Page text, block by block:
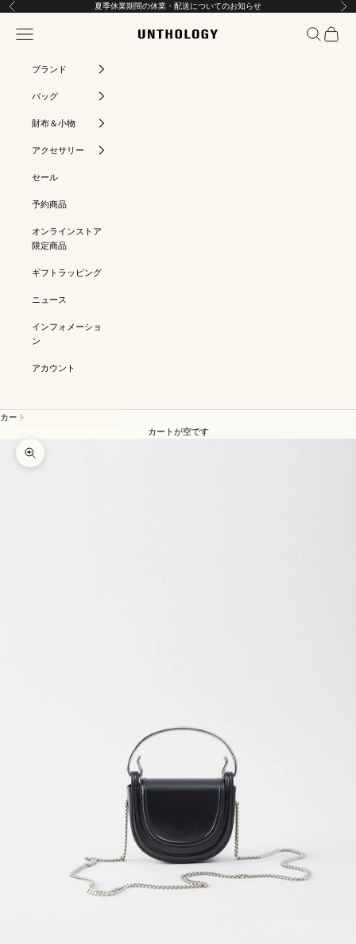
コンテンツへスキップ
前へ 夏季休業期間の休業・配送についてのお知らせ 次
UNTHOLOGY
メニューを開く 検索を開く
カート
ブランド
バッグ
財布＆小物
アクセサリー
セール
予約商品
オンラインストア
限定商品
ギフトラッピング
ニュース
インフォメーショ
ン
アカウント
カート
カートが空です
ズームイン